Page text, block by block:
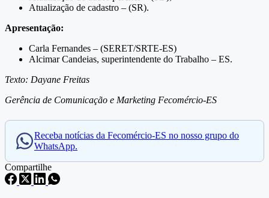
Atualização de cadastro – (SR).
Apresentação:
Carla Fernandes – (SERET/SRTE-ES)
Alcimar Candeias, superintendente do Trabalho – ES.
Texto: Dayane Freitas
Gerência de Comunicação e Marketing Fecomércio-ES
Receba notícias da Fecomércio-ES no nosso grupo do
WhatsApp.
Compartilhe